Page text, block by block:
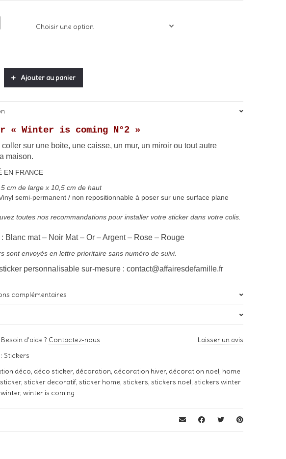
Ajouter au panier
« Winter is coming N°2 »
coller sur une boite, une caisse, un mur, un miroir ou tout autre
maison.
EN FRANCE
cm de large x 10,5 cm de haut
semi-permanent / non repositionnable à poser sur une surface plane
toutes nos recommandations pour installer votre sticker dans votre colis.
Blanc mat – Noir Mat – Or – Argent – Rose – Rouge
sont envoyés en lettre prioritaire sans numéro de suivi.
personnalisable sur-mesure : contact@affairesdefamille.fr
complémentaires
ND
Blanc, Noir, Or, Argent, Rose, Rouge
*
*
Besoin d'aide ? Contactez-nous
Laisser un avis
:Stickers
déco, déco sticker, décoration, décoration hiver, décoration noel, home
sticker,sticker decoratif,sticker home,stickers,stickers noel,stickers winter
winter,winter is coming